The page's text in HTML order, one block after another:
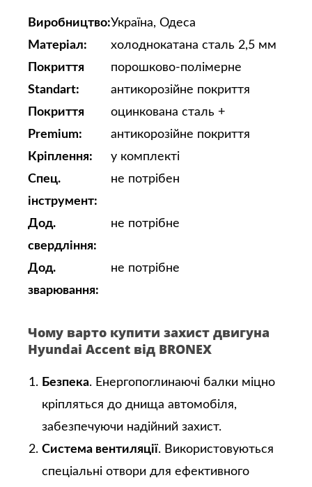
Виробництво:Україна, Одеса
Матеріал:
холоднокатана сталь 2,5 мм
Покриття
Standart:
порошково-полімерне
антикорозійне покриття
Покриття
Premium:
оцинкована сталь +
антикорозійне покриття
Кріплення:
у комплекті
Спец.
інструмент:
не потрібен
Дод.
свердління:
не потрібне
Дод.
зварювання:
не потрібне
Чому варто купити захист двигуна
Hyundai Accent від BRONEX
Безпека. Енергопоглинаючі балки міцно
кріпляться до днища автомобіля,
забезпечуючи надійний захист.
Система вентиляції. Використовуються
спеціальні отвори для ефективного